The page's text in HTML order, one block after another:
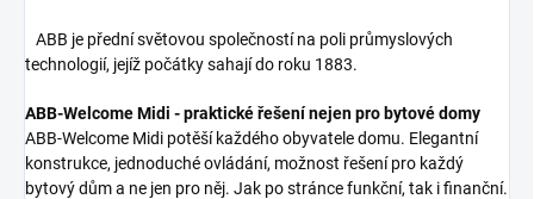
ABB je přední světovou společností na poli průmyslových
technologií, jejíž počátky sahají do roku 1883.
ABB-Welcome Midi - praktické řešení nejen pro bytové domy
ABB-Welcome Midi potěší každého obyvatele domu. Elegantní
konstrukce, jednoduché ovládání, možnost řešení pro každý
bytový dům a ne jen pro něj. Jak po stránce funkční, tak i finanční.